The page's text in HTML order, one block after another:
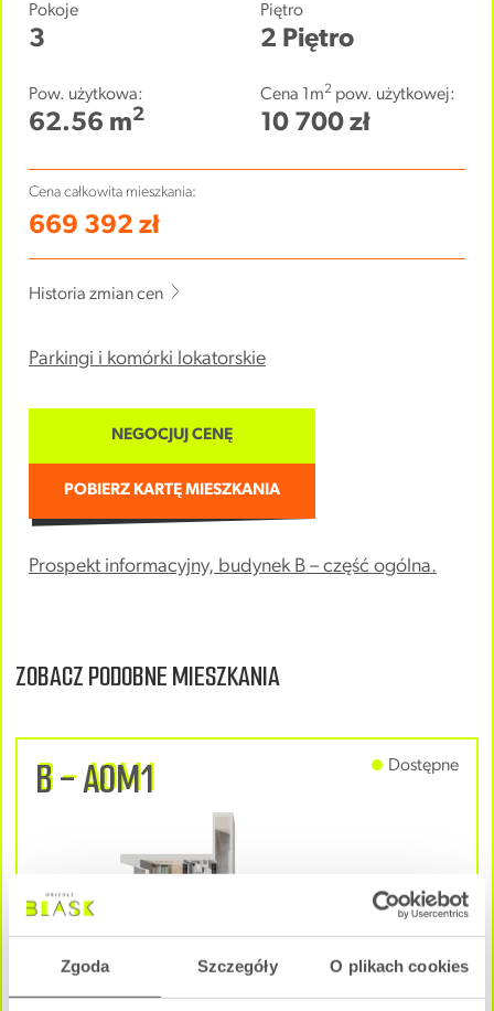
Zgoda Szczegóły O plikach cookies
Pokoje
3
Piętro
2 Piętro
Pow. użytkowa:
62.56 m2
Cena 1m2 pow. użytkowej:
10 700 zł
Cena całkowita mieszkania:
669 392 zł
Historia zmian cen
Parkingi i komórki lokatorskie
NEGOCJUJ CENĘ
POBIERZ KARTĘ MIESZKANIA
Prospekt informacyjny, budynek B – część ogólna.
ZOBACZ PODOBNE MIESZKANIA
B - A0M1 Dostępne